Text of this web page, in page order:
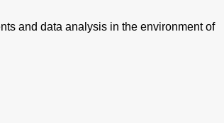
and data analysis in the environment of